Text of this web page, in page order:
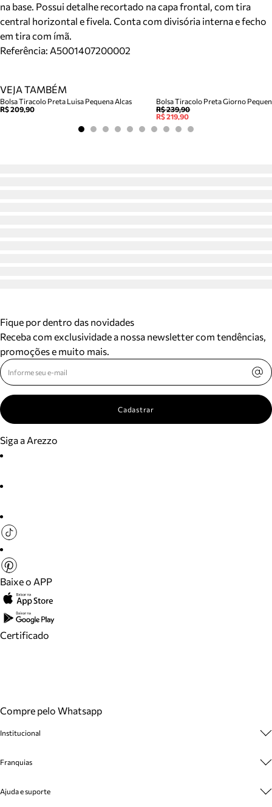
na base. Possui detalhe recortado na capa frontal, com tira
central horizontal e fivela. Conta com divisória interna e fecho
em tira com ímã.
Referência: A5001407200002
VEJA TAMBÉM
Bolsa Tiracolo Preta Luisa Pequena Alcas
R$ 209,90
Bolsa Tiracolo Preta Giorno
R$ 239,90
R$ 219,90
Fique por dentro das novidades
Receba com exclusividade a nossa newsletter com tendências,
promoções e muito mais.
Cadastrar
Siga a Arezzo
Baixe o APP
Certificado
Compre pelo Whatsapp
Institucional
Cashback
Venda Corporativa
Franquias
Plano de Negócio
Ajuda e suporte